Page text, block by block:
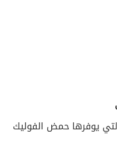
يوفرها حمض الفوليك